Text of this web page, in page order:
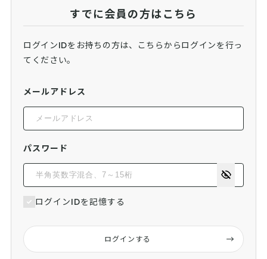
すでに会員の方はこちら
ログインIDをお持ちの方は、こちらからログインを行っ
てください。
メールアドレス
パスワード
ログインIDを記憶する
ログインする